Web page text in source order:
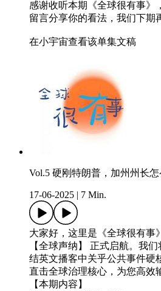
感谢收听本期《全球很有事》
留言分享你的看法，我们下期
在小宇宙查看该单集文稿
Vol.5 硬刚特朗普，加州州长怎
17-06-2025 7 Min.
大家好，这里是《全球很有事
【全球声纳】 正式启航。我
结英文播客中关乎公共事件硬
直击全球治理核心，为您高效
【本期内容】